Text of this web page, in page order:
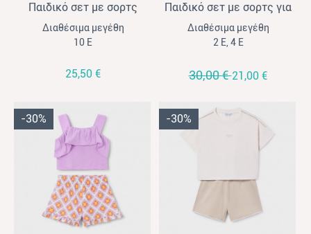
Παιδικό σετ με σορτς
PAOK FC για κορίτσια
λευκό- μαύρο
Διαθέσιμα μεγέθη
10 Ε
25,50 €
Παιδικό σετ με σορτς για
κορίτσια Mayoral λιλά-
ριγέ πορτοκαλί
Διαθέσιμα μεγέθη
2 Ε, 4 Ε
30,00 €21,00 €
-30% -30%